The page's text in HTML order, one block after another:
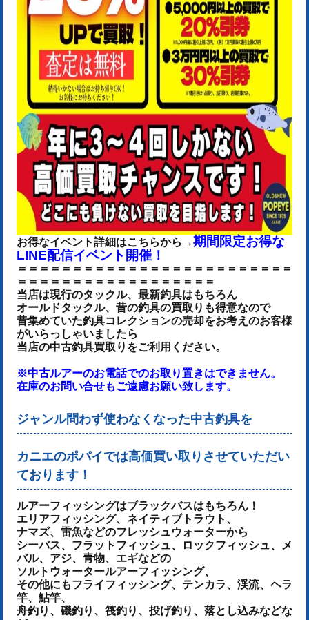
お得なイベント詳細はこちらから→期間限定お得な
LINE配信イベント開催！
＝＝＝＝＝＝＝＝＝＝＝＝＝＝＝＝＝＝＝＝＝＝＝＝＝
＝＝＝＝＝＝＝＝＝＝＝＝＝＝＝＝＝＝
当店は現行のタックル、最新釣具はもちろん
オールドタックル、昔の釣具の買取りも得意なので
昔集めていた釣具コレクションの売却をお考えのお客様
がいらっしゃいましたら
当店の中古釣具買取りをご利用ください。
※中古ルアーのお電話でのお取り置きはできません。
在庫のお問い合せもご遠慮お願い致します。
ジャンル問わず使わなくなった中古釣具を
カニエのポパイでは高価買い取りさせていただい
ております！
ルアーフィッシングはブラックバスはもちろん！
エリアフィッシング、ネイティブトラウト、
ナマズ、雷魚などのフレッシュウォーターから
シーバス、フラットフィッシュ、ロックフィッシュ、メ
バル、アジ、青物、 エギなどの
ソルトウォータールアーフィッシング、
その他にもフライフィッシング、テンカラ、渓流、ヘラ
竿、鮎竿、
舟釣り、磯釣り、筏釣り、投げ釣り、落とし込みなどな